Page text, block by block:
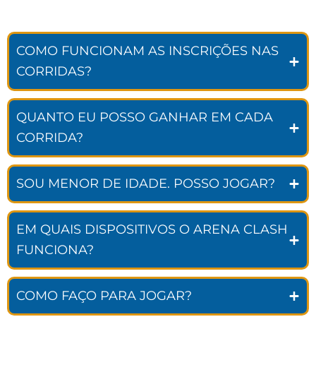
COMO FUNCIONAM AS INSCRIÇÕES NAS
CORRIDAS?
QUANTO EU POSSO GANHAR EM CADA
CORRIDA?
SOU MENOR DE IDADE. POSSO JOGAR?
EM QUAIS DISPOSITIVOS O ARENA CLASH
FUNCIONA?
COMO FAÇO PARA JOGAR?